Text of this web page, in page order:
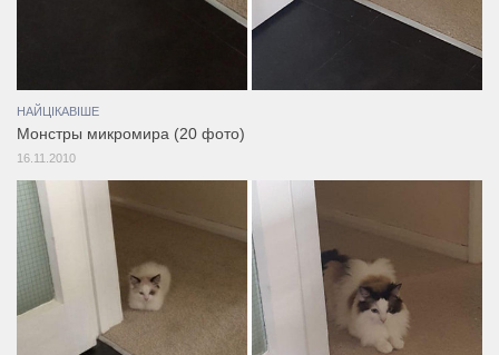
НАЙЦІКАВІШЕ
Монстры микромира (20 фото)
16.11.2010